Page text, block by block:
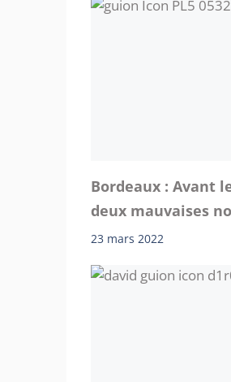
Bordeaux : Avant
deux mauvaises
23 mars 2022